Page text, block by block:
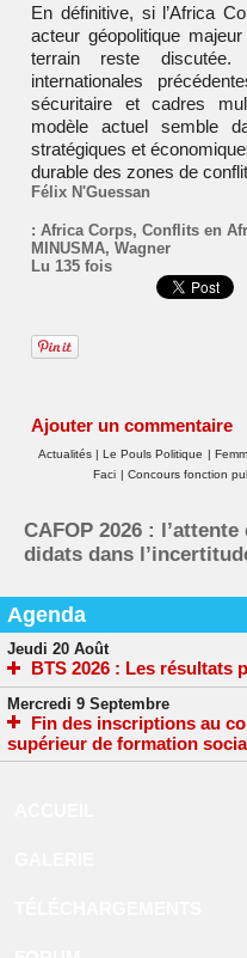
En définitive, si l’Africa
acteur géopolitique
terrain reste discutée.
internationales
sécuritaire et cadres
modèle actuel semble
stratégiques et
durable des zones de
Félix N'Guessan
: Africa Corps, Conflits en
MINUSMA, Wagner
Lu 135 fois
Ajouter un commentaire
Actualités | Le Pouls Politique |
Faci | Concours fonction
CAFOP 2026 :
didats dans
Agenda
Jeudi 20 Août
BTS 2026 : Les résultats
Mercredi 9 Septembre
Fin des inscriptions au
supérieur de formation